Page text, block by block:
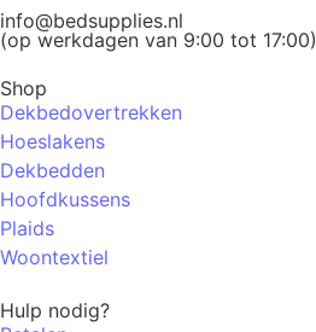
info@bedsupplies.nl
(op werkdagen van 9:00 tot 17:00)
Shop
Dekbedovertrekken
Hoeslakens
Dekbedden
Hoofdkussens
Plaids
Woontextiel
Hulp nodig?